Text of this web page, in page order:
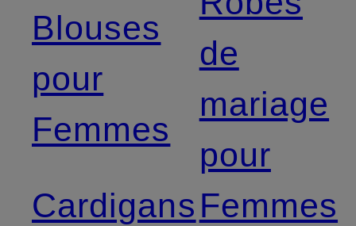
Blouses
pour
Femmes
Cardigans
de
mariage
pour
Femmes